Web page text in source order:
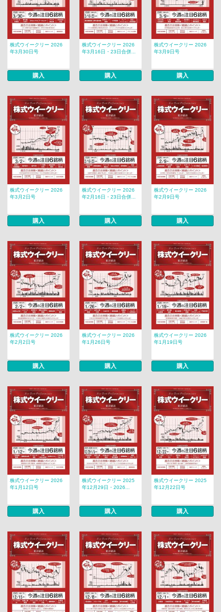
株式ウイークリー 2026
年3月30日号
購入
株式ウイークリー 2026
年3月16日・23日合併...
購入
株式ウイークリー 2026
年3月9日号
購入
株式ウイークリー 2026
年3月2日号
購入
株式ウイークリー 2026
年2月16日・23日合併...
購入
株式ウイークリー 2026
年2月9日号
購入
株式ウイークリー 2026
年2月2日号
購入
株式ウイークリー 2026
年1月26日号
購入
株式ウイークリー 2026
年1月19日号
購入
株式ウイークリー 2026
年1月12日号
購入
株式ウイークリー 2025
年12月29日・2026...
購入
株式ウイークリー 2025
年12月22日号
購入